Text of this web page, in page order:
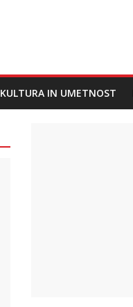
KULTURA IN UMETNOST